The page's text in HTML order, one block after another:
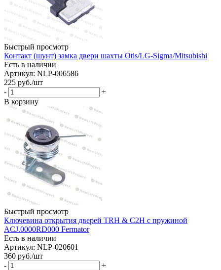
Быстрый просмотр
Контакт (шунт) замка двери шахты Otis/LG-Sigma/Mitsubishi
Есть в наличии
Артикул: NLP-006586
225 руб./шт
-
+
В корзину
Быстрый просмотр
Ключевина открытия дверей TRH & C2H с пружиной
ACJ.0000RD000 Fermator
Есть в наличии
Артикул: NLP-020601
360 руб./шт
-
+